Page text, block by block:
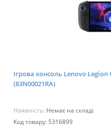
Ігрова консоль Lenovo Legion
(83N00021RA)
Наявність: Немає на складі
Код товару: 5316899